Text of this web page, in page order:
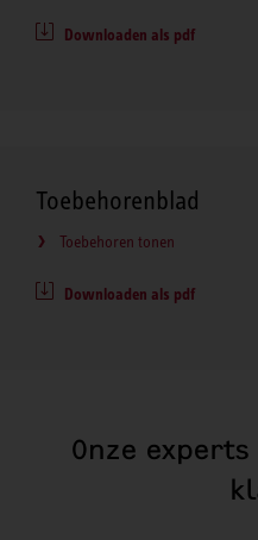
Downloaden als pdf
Toebehorenblad
Toebehoren tonen
Downloaden als pdf
Onze